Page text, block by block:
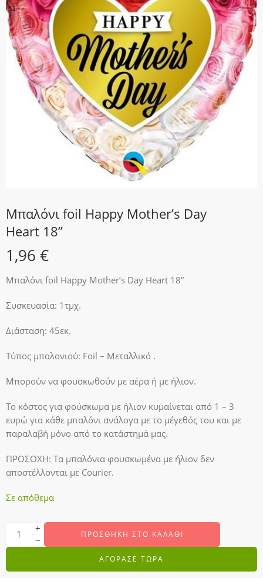
Μπαλόνι foil Happy Mother’s Day
Heart 18”
1,96 €
Μπαλόνι foil Happy Mother’s Day Heart 18”
Συσκευασία: 1τμχ.
Διάσταση: 45εκ.
Τύπος μπαλονιού: Foil – Μεταλλικό .
Μπορούν να φουσκωθούν με αέρα ή με ήλιον.
Το κόστος για φούσκωμα με ήλιον κυμαίνεται από 1 – 3
ευρώ για κάθε μπαλόνι ανάλογα με το μέγεθός του και με
παραλαβή μόνο από το κατάστημά μας.
ΠΡΟΣΟΧΗ: Τα μπαλόνια φουσκωμένα με ήλιον δεν
αποστέλλονται με Courier.
Σε απόθεμα
ΠΡΟΣΘΉΚΗ ΣΤΟ ΚΑΛΆΘΙ
ΑΓΟΡΑΣΕ ΤΩΡΑ